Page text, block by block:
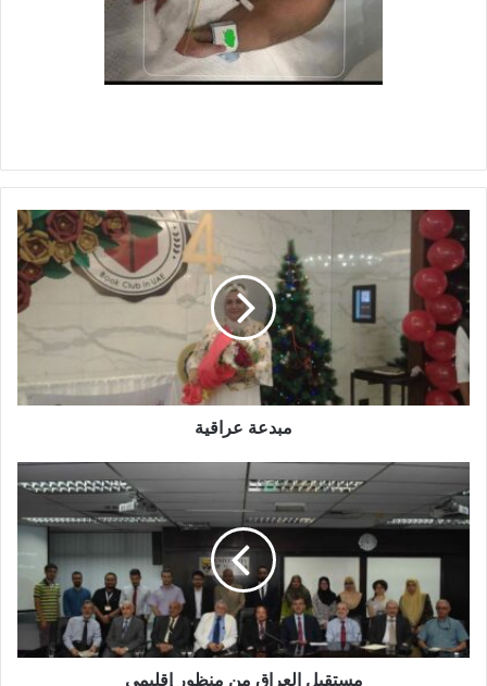
ب
د
ع
ة
ع
ر
ا
ق
مبدعة عراقية
س
ت
ل
ع
مستقبل العراق من منظور إقليمي